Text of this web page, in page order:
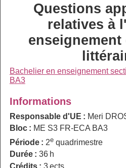
Questions
relatives à
enseignement
Bachelier en enseignement
BA3
Informations
Responsable d'UE : Meri
Bloc : ME S3 FR-ECA BA3
Période : 2equadrimestre
Durée : 36 h
Crédits : 3 ects